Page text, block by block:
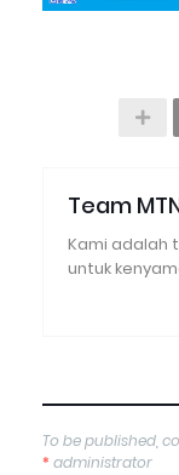
Team
Kami adalah
untuk
To be published,
administrator
*